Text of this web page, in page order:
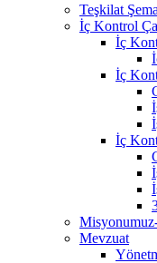
Teşkilat
İç Kontrol
İç
İç
İç
Mevzuat